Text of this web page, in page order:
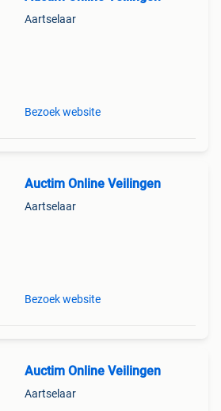
Aartselaar
Bezoek website
Auctim Online Veilingen
Aartselaar
Bezoek website
Auctim Online Veilingen
Aartselaar